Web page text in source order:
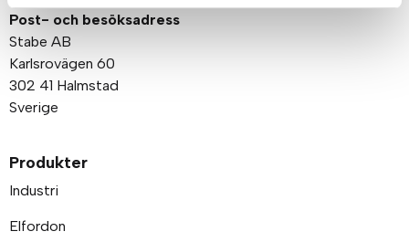
Post- och besöksadress
Stabe AB
Karlsrovägen 60
302 41 Halmstad
Sverige
Produkter
Industri
Elfordon